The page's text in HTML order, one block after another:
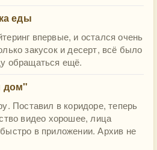
еды
впервые, и остался очень
закусок и десерт, всё было
обращаться ещё.
дом"
Поставил в коридоре, теперь
видео хорошее, лица
в приложении. Архив не